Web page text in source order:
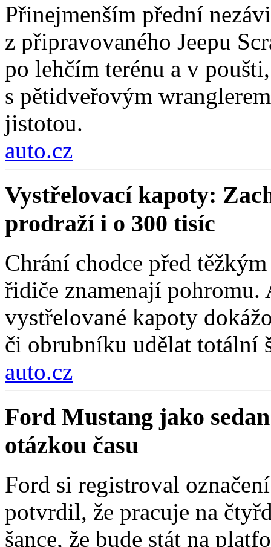
Přinejmenším přední
z připravovaného Jeepu
po lehčím terénu a v
s pětidveřovým
jistotou.
auto.cz
Vystřelovací kapoty:
prodraží i o 300 tisíc
Chrání chodce před
řidiče znamenají
vystřelované kapoty
či obrubníku udělat totální
auto.cz
Ford Mustang jako
otázkou času
Ford si registroval
potvrdil, že pracuje na
šance, že bude stát na